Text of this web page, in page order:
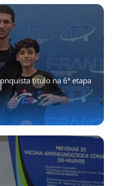
título na 6ª etapa